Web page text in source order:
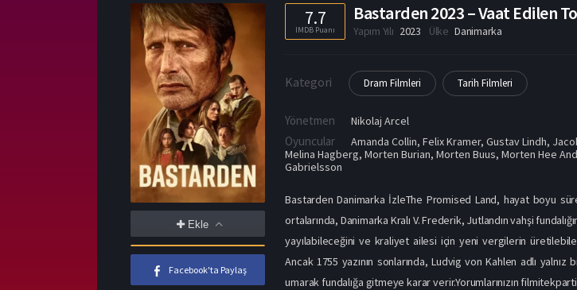
Ekle
Facebook'ta Paylaş
7.7
IMDB Puanı
Bastarden 2023 – Vaat Edilen
Yapım Yılı 2023 Ülke Danimarka
Kategori Dram Filmleri Tarih Filmleri
Yönetmen Nikolaj Arcel
Oyuncular Amanda Collin,Felix Kramer,Gustav Lindh,
Melina Hagberg,Morten Burian,Morten Buus,Morten Hee
Gabrielsson
Bastarden Danimarka İzleThe Promised Land, hayat boyu
ortalarında, Danimarka Kralı V. Frederik, Jutlandın vahşi
yayılabileceğini ve kraliyet ailesi için yeni vergilerin
Ancak 1755 yazının sonlarında, Ludvig von Kahlen adlı
umarak fundalığa gitmeye karar verir.Yorumlarınızın